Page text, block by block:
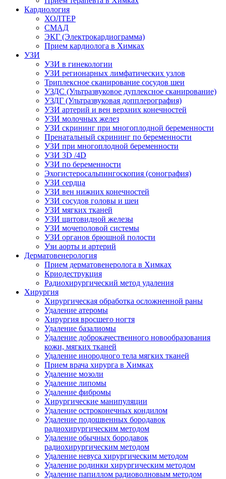
Кардиология
ХОЛТЕР
СМАД
ЭКГ (Электрокардиограмма)
Прием кардиолога в Химках
УЗИ
УЗИ в гинекологии
УЗИ регионарных лимфатических узлов
Триплексное сканирование сосудов шеи
УЗДС (Ультразвуковое дуплексное сканирование)
УЗДГ (Ультразвуковая допплерография)
УЗИ артерий и вен верхних конечностей
УЗИ молочных желез
УЗИ скрининг при многоплодной беременности
Пренатальный скрининг по беременности
УЗИ при многоплодной беременности
УЗИ 3D /4D
УЗИ по беременности
Эхогистеросальпингоскопия (сонография)
УЗИ сердца
УЗИ вен нижних конечностей
УЗИ сосудов головы и шеи
УЗИ мягких тканей
УЗИ щитовидной железы
УЗИ мочеполовой системы
УЗИ органов брюшной полости
Узи аорты и артерий
Дерматовенерология
Прием дерматовенеролога в Химках
Криодеструкция
Радиохирургический метод удаления
Хирургия
Хирургическая обработка осложненной раны
Удаление атеромы
Хирургия вросшего ногтя
Удаление базалиомы
Удаление доброкачественного новообразования
кожи, мягких тканей
Удаление инородного тела мягких тканей
Прием врача хирурга в Химках
Удаление мозоли
Удаление липомы
Удаление фибромы
Хирургические манипуляции
Удаление остроконечных кондилом
Удаление подошвенных бородавок
радиохирургическим методом
Удаление обычных бородавок
радиохирургическим методом
Удаление невуса хирургическим методом
Удаление родинки хирургическим методом
Удаление папиллом радиоволновым методом